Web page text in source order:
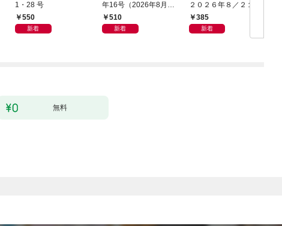
1・28 号
550
新着
年16号（2026年8月7
日発売）
510
新着
２０２６年８／２１・
２８合併号
385
新着
無料